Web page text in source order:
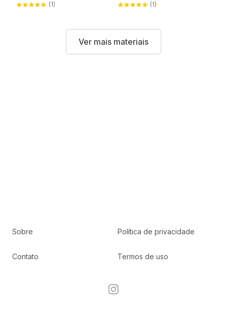
(1)
(1)
Ver mais materiais
Sobre
Contato
Política de privacidade
Termos de uso
Instagram